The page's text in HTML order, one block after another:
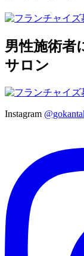
男性施術者
サロン
Instagram